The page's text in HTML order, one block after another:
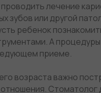
лечение
зубов или другой
ребенок
А
приеме.
возраста важно
Стоматолог